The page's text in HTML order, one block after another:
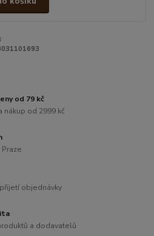
od 79 kč
nákup od 2999 kč
objednávky
a dodavatelů